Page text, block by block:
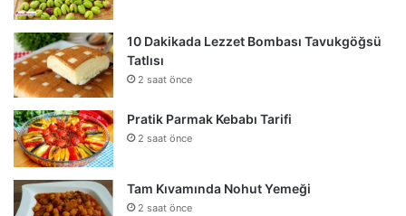
10 Dakikada Lezzet Bombası Tavukgöğsü
Tatlısı
2 saat önce
Pratik Parmak Kebabı Tarifi
2 saat önce
Tam Kıvamında Nohut Yemeği
2 saat önce